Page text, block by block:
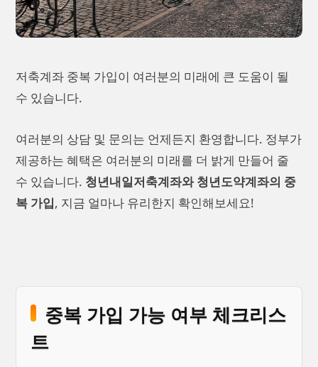
저축계좌 중복 가입이 여러분의 미래에 큰 도움이 될
수 있습니다.
여러분의 상담 및 문의는 언제든지 환영합니다. 정부가
제공하는 혜택은 여러분의 미래를 더 밝게 만들어 줄
수 있습니다. 청년내일저축계좌와 청년도약계좌의 중
복 가입, 지금 얼마나 유리한지 확인해보세요!
중복 가입 가능 여부 체크리스
트